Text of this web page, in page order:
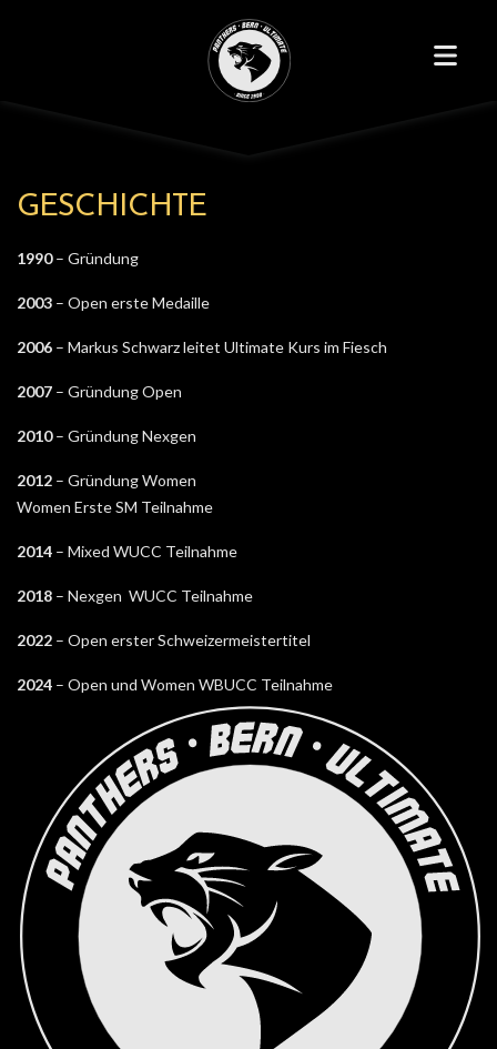
GESCHICHTE
1990– Gründung
2003 – Open erste Medaille
2006 – Markus Schwarz leitet Ultimate Kurs im Fiesch
2007 – Gründung Open
2010– Gründung Nexgen
2012 – Gründung Women
Women Erste SM Teilnahme
2014 – Mixed WUCC Teilnahme
2018 – Nexgen WUCC Teilnahme
2022 – Open erster Schweizermeistertitel
2024 – Open und Women WBUCC Teilnahme